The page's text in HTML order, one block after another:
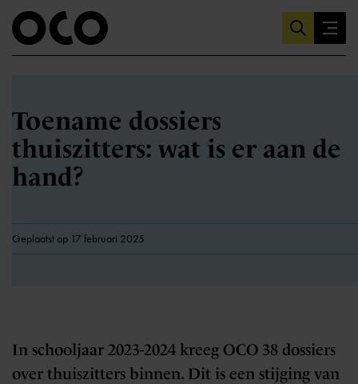
Toename dossiers
thuiszitters: wat is er aan de
hand?
Geplaatst op 17 februari 2025
In schooljaar 2023-2024 kreeg OCO 38 dossiers
over thuiszitters binnen. Dit is een stijging van